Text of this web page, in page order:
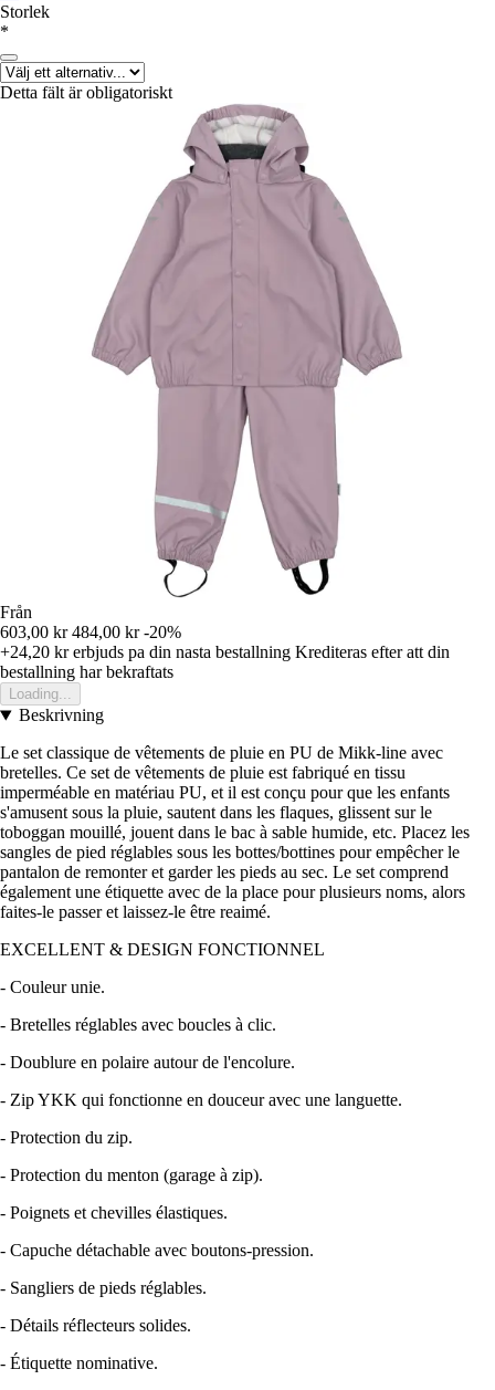
Storlek
*
Detta fält är obligatoriskt
Från
603,00 kr 484,00 kr -20%
+24,20 krerbjuds pa din nasta bestallning Krediteras efter att din
bestallning har bekraftats
Loading...
Beskrivning
Le set classique de vêtements de pluie en PU de Mikk-line avec
bretelles. Ce set de vêtements de pluie est fabriqué en tissu
imperméable en matériau PU, et il est conçu pour que les enfants
s'amusent sous la pluie, sautent dans les flaques, glissent sur le
toboggan mouillé, jouent dans le bac à sable humide, etc. Placez les
sangles de pied réglables sous les bottes/bottines pour empêcher le
pantalon de remonter et garder les pieds au sec. Le set comprend
également une étiquette avec de la place pour plusieurs noms, alors
faites-le passer et laissez-le être reaimé.
EXCELLENT & DESIGN FONCTIONNEL
- Couleur unie.
- Bretelles réglables avec boucles à clic.
- Doublure en polaire autour de l'encolure.
- Zip YKK qui fonctionne en douceur avec une languette.
- Protection du zip.
- Protection du menton (garage à zip).
- Poignets et chevilles élastiques.
- Capuche détachable avec boutons-pression.
- Sangliers de pieds réglables.
- Détails réflecteurs solides.
- Étiquette nominative.